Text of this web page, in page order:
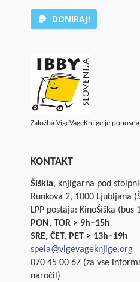
DONIRAJ!
Založba VigeVageKnjige je
KONTAKT
Šiškla, knjigarna pod
Runkova 2, 1000 Ljubljana
LPP postaja: KinoŠiška (bus
PON, TOR > 9h–15h
SRE, ČET, PET > 13h–19h
spela@vigevageknjige.org
070 45 00 67 (za vse
naročil)